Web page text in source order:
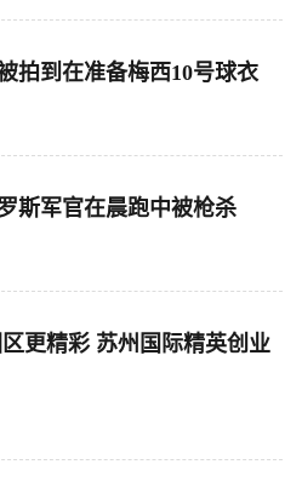
拍到在准备梅西10号球衣
斯军官在晨跑中被枪杀
更精彩 苏州国际精英创业